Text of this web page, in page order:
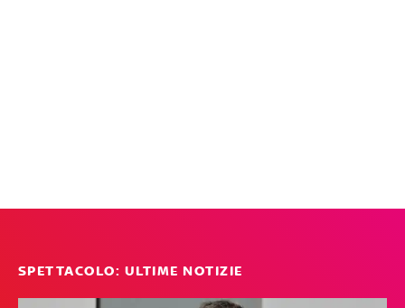
SPETTACOLO: ULTIME NOTIZIE